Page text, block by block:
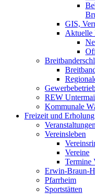
GIS,
Aktuelle
REW
Kommunale
Freizeit und Erholung
Veranstaltungen
Vereinsleben
Vereine
Termine
Erwin-Braun-
Pfarrheim
Sportstätten